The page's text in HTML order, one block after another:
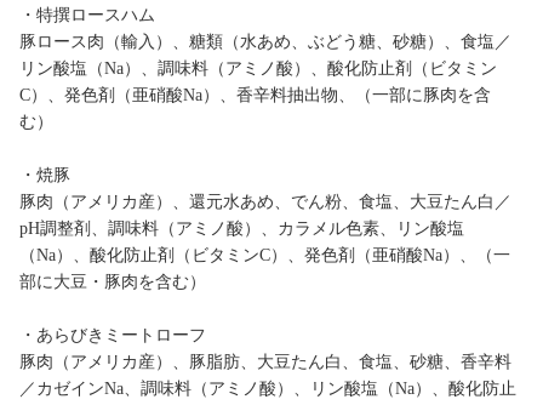
・特撰ロースハム
豚ロース肉（輸入）、糖類（水あめ、ぶどう糖、砂糖）、食塩／
リン酸塩（Na）、調味料（アミノ酸）、酸化防止剤（ビタミン
C）、発色剤（亜硝酸Na）、香辛料抽出物、（一部に豚肉を含
む）
・焼豚
豚肉（アメリカ産）、還元水あめ、でん粉、食塩、大豆たん白／
pH調整剤、調味料（アミノ酸）、カラメル色素、リン酸塩
（Na）、酸化防止剤（ビタミンC）、発色剤（亜硝酸Na）、（一
部に大豆・豚肉を含む）
・あらびきミートローフ
豚肉（アメリカ産）、豚脂肪、大豆たん白、食塩、砂糖、香辛料
／カゼインNa、調味料（アミノ酸）、リン酸塩（Na）、酸化防止